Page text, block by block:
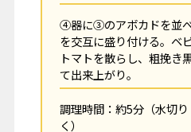
④器に③のアボカドを並
を交互に盛り付ける。ベ
トマトを散らし、粗挽
て出来上がり。
調理時間：約5分（水切
く）